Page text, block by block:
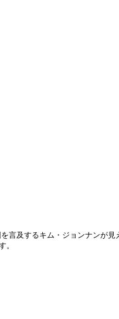
言及するキム・ジョンナンが見
。